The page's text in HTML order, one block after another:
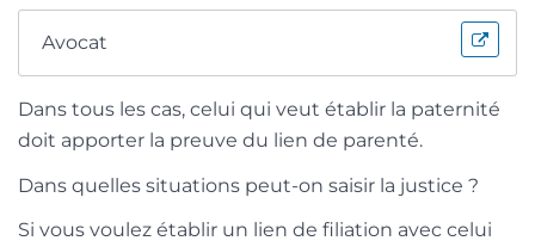
Avocat
Dans tous les cas, celui qui veut établir la paternité
doit apporter la preuve du lien de parenté.
Dans quelles situations peut-on saisir la justice ?
Si vous voulez établir un lien de filiation avec celui